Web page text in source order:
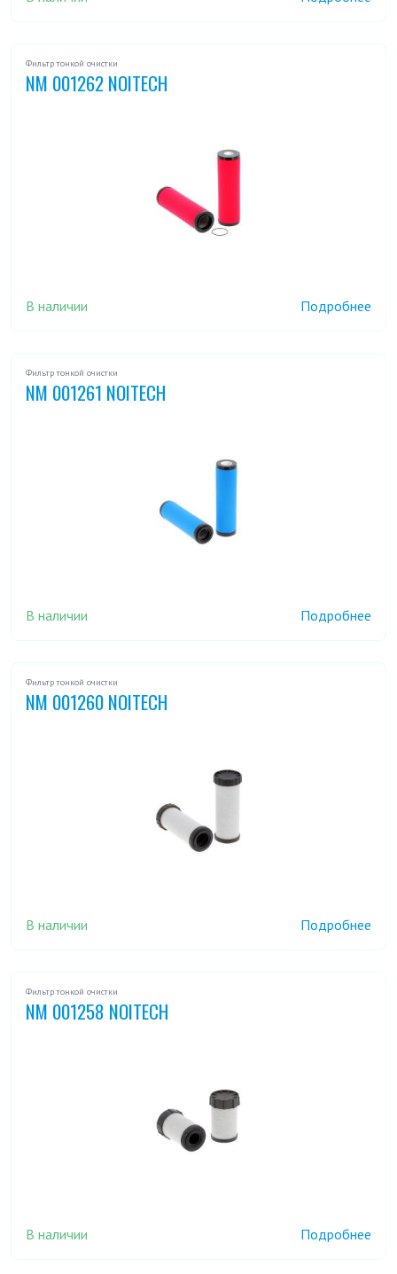
Фильтр тонкой очистки
NM 001262 NOITECH
В наличии Подробнее
Фильтр тонкой очистки
NM 001261 NOITECH
В наличии Подробнее
Фильтр тонкой очистки
NM 001260 NOITECH
В наличии Подробнее
Фильтр тонкой очистки
NM 001258 NOITECH
В наличии Подробнее